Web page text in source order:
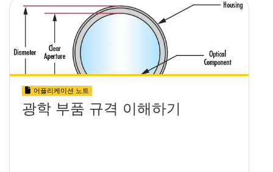
어플리케이션 노트
광학 부품 규격 이해하기